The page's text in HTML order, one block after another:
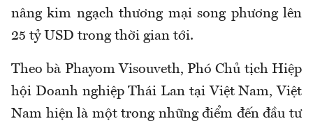
nâng kim ngạch thương mại song phương lên
25 tỷ USD trong thời gian tới.
Theo bà Phayom Visouveth, Phó Chủ tịch Hiệp
hội Doanh nghiệp Thái Lan tại Việt Nam, Việt
Nam hiện là một trong những điểm đến đầu tư